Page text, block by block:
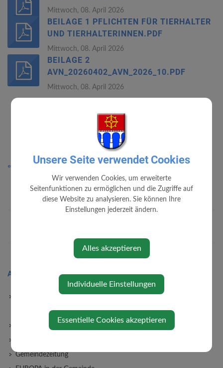
Mittwoch, 08. April 2026
BEILAGE 1 PFLICHTEN FÜR TIERHALTER
UND TIERHALTERINNEN.PDF
Mittwoch, 08. April 2026
BEILAGE 2
AVN_20260402_AVN_2026_10.PDF
Mittwoch, 08. April 2026
⇐ zurück
AKTUELLES
Energie und Umwelt
Gemeindezeitung
Unsere Seite verwendet Cookies
Wir verwenden Cookies, um erweiterte
Seitenfunktionen zu ermöglichen und die Zugriffe auf
diese Website zu analysieren. Sie können Ihre
Einstellungen jederzeit ändern.
Alles akzeptieren
Individuelle Einstellungen
Essentielle Cookies akzeptieren